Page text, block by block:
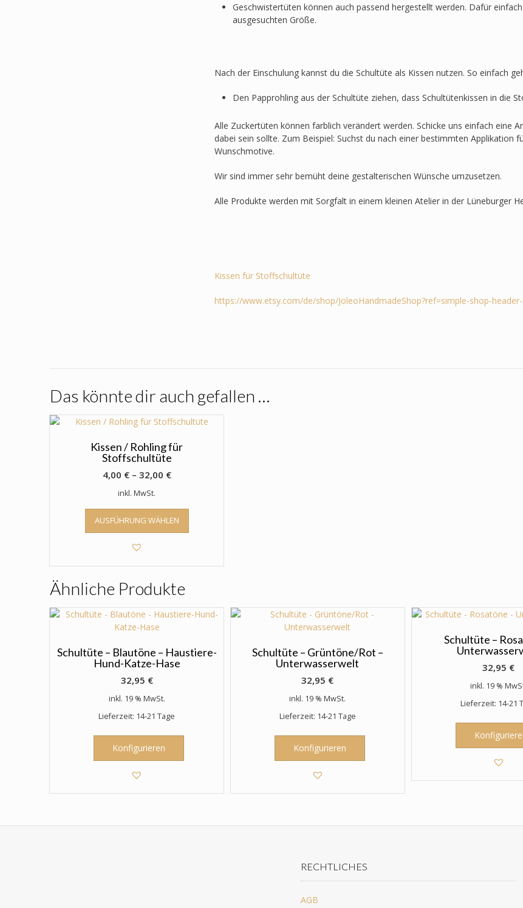
Geschwistertüten können auch passend hergestellt werden. Dafür
ausgesuchten Größe.
Nach der Einschulung kannst du die Schultüte als Kissen nutzen. So einfach
Den Papprohling aus der Schultüte ziehen, dass Schultütenkissen in die
Alle Zuckertüten können farblich verändert werden. Schicke uns einfach eine
dabei sein sollte. Zum Beispiel: Suchst du nach einer bestimmten Applikation
Wunschmotive.
Wir sind immer sehr bemüht deine gestalterischen Wünsche umzusetzen.
Alle Produkte werden mit Sorgfalt in einem kleinen Atelier in der Lüneburger
Kissen für Stoffschultüte
https://www.etsy.com/de/shop/JoleoHandmadeShop?ref=simple-shop-
Das könnte dir auch gefallen …
Kissen / Rohling für
Stoffschultüte
4,00 €– 32,00 €
inkl. MwSt.
AUSFÜHRUNG WÄHLEN
Dieses
weist
können
Produktseite
Ähnliche Produkte
Schultüte – Blautöne – Haustiere-
Hund-Katze-Hase
32,95 €
inkl. 19 % MwSt.
Lieferzeit: 14-21 Tage
Konfigurieren
Schultüte – Grüntöne/Rot –
Unterwasserwelt
32,95 €
inkl. 19 % MwSt.
Lieferzeit: 14-21 Tage
Konfigurieren
Schultüte –
32,95 €
inkl. 19 %
Lieferzeit: 14-21
RECHTLICHES
AGB